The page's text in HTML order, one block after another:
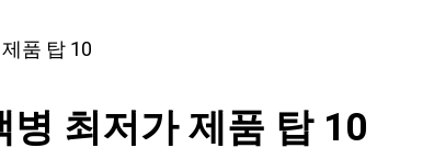
품 탑 10
최저가 제품 탑 10